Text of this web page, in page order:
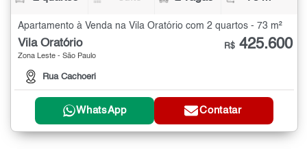
Apartamento à Venda na Vila Oratório com 2 quartos - 73 m²
Vila Oratório
Zona Leste - São Paulo
Rua Cachoeri
R$ 425.600
WhatsApp Contatar